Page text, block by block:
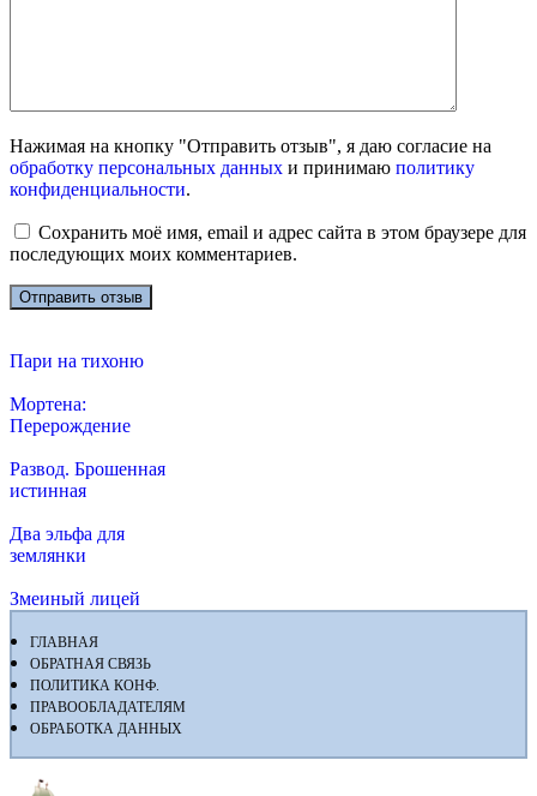
Нажимая на кнопку "Отправить отзыв", я даю согласие на
обработку персональных данных и принимаю политику
конфиденциальности.
Сохранить моё имя, email и адрес сайта в этом браузере для
последующих моих комментариев.
Пари на тихоню
Мортена:
Перерождение
Развод. Брошенная
истинная
Два эльфа для
землянки
Змеиный лицей
ГЛАВНАЯ
ОБРАТНАЯ СВЯЗЬ
ПОЛИТИКА КОНФ.
ПРАВООБЛАДАТЕЛЯМ
ОБРАБОТКА ДАННЫХ